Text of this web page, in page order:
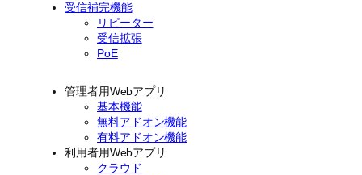
受信補完機能
リピーター
受信拡張
PoE
管理者用Webアプリ
基本機能
無料アドオン機能
有料アドオン機能
利用者用Webアプリ
クラウド